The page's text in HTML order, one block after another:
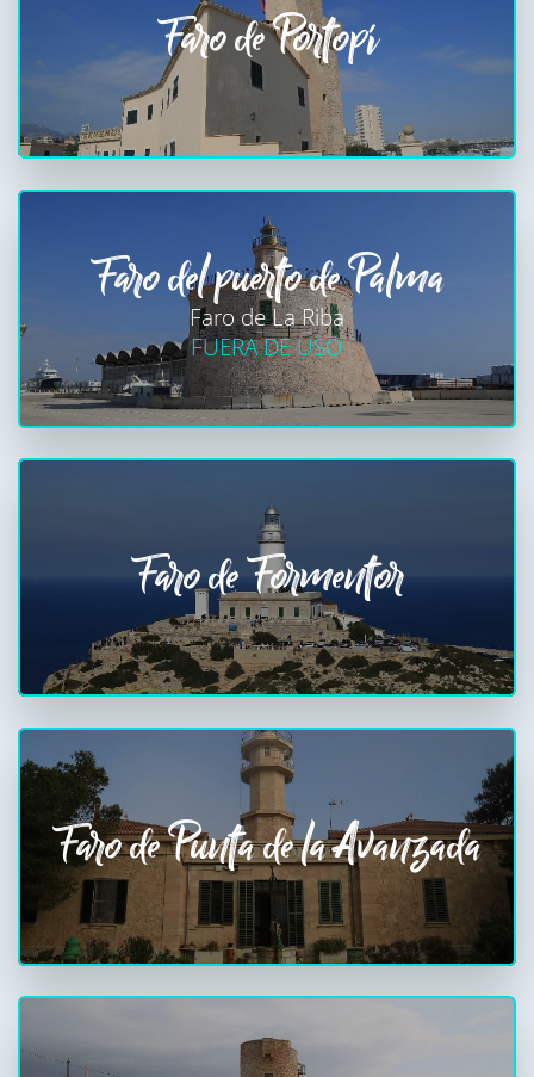
Faro de Portopí
Faro del puerto de Palma
Faro de La Riba
FUERA DE USO
Faro de Formentor
Faro de Punta de la Avanzada